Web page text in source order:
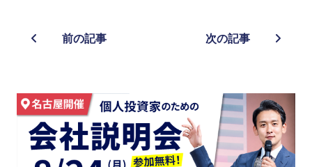
前の記事 次の記事